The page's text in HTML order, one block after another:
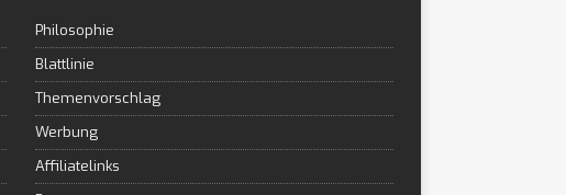
Philosophie
Blattlinie
Themenvorschlag
Werbung
Affiliatelinks